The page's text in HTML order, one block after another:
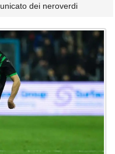
dei neroverdi